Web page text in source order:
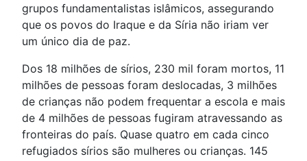
grupos fundamentalistas islâmicos, assegurando
que os povos do Iraque e da Síria não iriam ver
um único dia de paz.
Dos 18 milhões de sírios, 230 mil foram mortos, 11
milhões de pessoas foram deslocadas, 3 milhões
de crianças não podem frequentar a escola e mais
de 4 milhões de pessoas fugiram atravessando as
fronteiras do país. Quase quatro em cada cinco
refugiados sírios são mulheres ou crianças. 145